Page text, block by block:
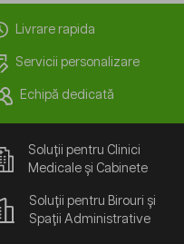
Livrare rapida
Servicii personalizare
Echipă dedicată
Soluții pentru Clinici
Medicale și Cabinete
Soluții pentru Birouri și
Spații Administrative